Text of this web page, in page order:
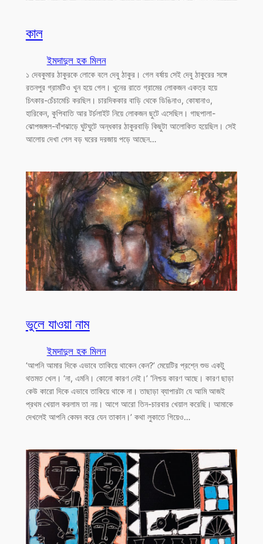
কাল
ইমদাদুল হক মিলন
১ দেবকুমার ঠাকুরকে লোকে বলে দেবু ঠাকুর। গেল বর্ষায় সেই দেবু ঠাকুরের সঙ্গে
রতনপুর গ্রামটিও খুন হয়ে গেল। খুনের রাতে গ্রামের লোকজন একত্র হয়ে
চিৎকার-চেঁচামেচি করছিল। চারদিককার বাড়ি থেকে ডিঙিনাও, কোষানাও,
হারিকেন, কুপিবাতি আর টর্চলাইট নিয়ে লোকজন ছুটে এসেছিল। গাছপালা-
ঝোপজঙ্গল-বাঁশঝাড়ে ঘুটঘুটে অন্ধকার ঠাকুরবাড়ি কিছুটা আলোকিত হয়েছিল। সেই
আলোয় দেখা গেল বড় ঘরের দরজায় পড়ে আছেন…
ভুলে যাওয়া নাম
ইমদাদুল হক মিলন
‘আপনি আমার দিকে এভাবে তাকিয়ে থাকেন কেন?’ মেয়েটির প্রশ্নে শুভ একটু
থতমত খেল। ‘না, এমনি। কোনো কারণ নেই।’ ‘নিশ্চয় কারণ আছে। কারণ ছাড়া
কেউ কারো দিকে এভাবে তাকিয়ে থাকে না। তাছাড়া ব্যাপারটা যে আমি আজই
প্রথম খেয়াল করলাম তা নয়। আগে আরো তিন-চারবার খেয়াল করেছি। আমাকে
দেখলেই আপনি কেমন করে যেন তাকান।’ কথা লুকাতে গিয়েও…